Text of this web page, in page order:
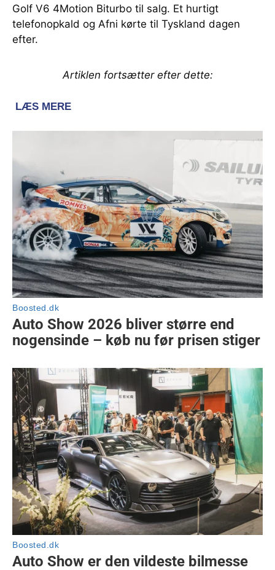
Golf V6 4Motion Biturbo til salg. Et hurtigt
telefonopkald og Afni kørte til Tyskland dagen
efter.
Artiklen fortsætter efter dette: